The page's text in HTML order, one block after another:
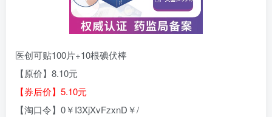
医创可贴100片+10根碘伏棒
【原价】8.10元
【券后价】5.10元
【淘口令】0￥I3XjXvFzxnD￥/